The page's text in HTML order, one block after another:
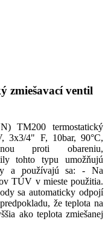
zmiešavací ventil
TM200 termostatický
3x3/4" F, 10bar, 90°C,
proti obareniu,
tohto typu umožňujú
a používajú sa: - Na
TÚV v mieste použitia.
sa automaticky odpojí
že teplota na
ako teplota zmiešanej